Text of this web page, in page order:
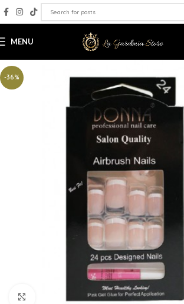
MENU
-36%
Click to enlarge